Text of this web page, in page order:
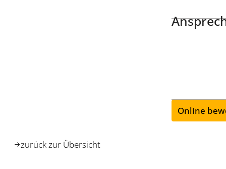
Online
zurück zur Übersicht